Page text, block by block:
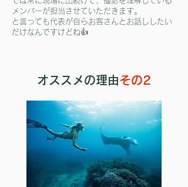
メンバーが担当させていただきます。
​と言っても代表が自らお客さんとお話ししたい
だけなんですけどね👍
​オススメの理由その2